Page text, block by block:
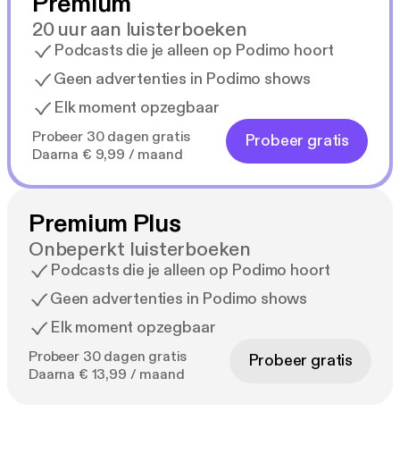
20 uur aan luisterboeken
Podcasts die je alleen op Podimo hoort
Geen advertenties in Podimo shows
Elk moment opzegbaar
Probeer 30 dagen gratis
Daarna € 9,99 / maand
Probeer gratis
Premium Plus
Onbeperkt luisterboeken
Podcasts die je alleen op Podimo hoort
Geen advertenties in Podimo shows
Elk moment opzegbaar
Probeer 30 dagen gratis
Daarna € 13,99 / maand
Probeer gratis